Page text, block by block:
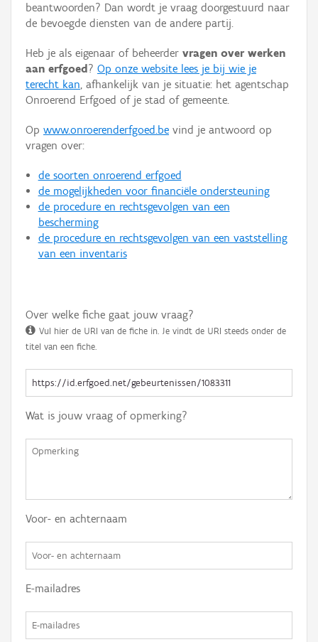
Persoon of collectief
Hergebruik
Aanmelden
beantwoorden? Dan wordt je vraag doorgestuurd naar
de bevoegde diensten van de andere partij.
Heb je als eigenaar of beheerder vragen over werken
aan erfgoed ? Op onze website lees je bij wie je
terecht kan, afhankelijk van je situatie: het agentschap
Onroerend Erfgoed of je stad of gemeente.
Op www.onroerenderfgoed.be vind je antwoord op
vragen over:
de soorten onroerend erfgoed
de mogelijkheden voor financiële ondersteuning
de procedure en rechtsgevolgen van een
bescherming
de procedure en rechtsgevolgen van een vaststelling
van een inventaris
Over welke fiche gaat jouw vraag?
Vul hier de URI van de fiche in. Je vindt de URI steeds onder de
titel van een fiche.
Wat is jouw vraag of opmerking?
Voor- en achternaam
E-mailadres